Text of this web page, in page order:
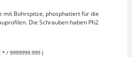
mit Bohrspitze, phosphatiert für die
Die Schrauben haben Ph2
* / 9999999.999 )